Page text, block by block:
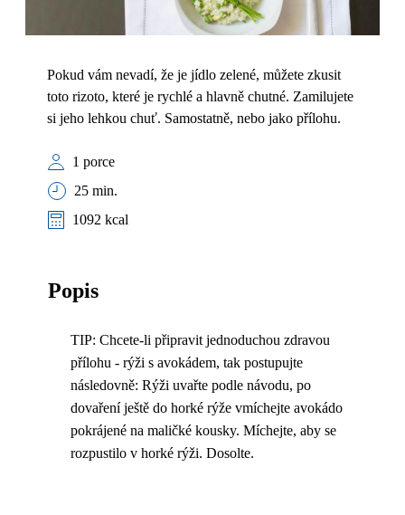
Pokud vám nevadí, že je jídlo zelené, můžete zkusit
toto rizoto, které je rychlé a hlavně chutné. Zamilujete
si jeho lehkou chuť. Samostatně, nebo jako přílohu.
1 porce
25 min.
1092 kcal
Popis
TIP: Chcete-li připravit jednoduchou zdravou
přílohu - rýži s avokádem, tak postupujte
následovně: Rýži uvařte podle návodu, po
dovaření ještě do horké rýže vmíchejte avokádo
pokrájené na maličké kousky. Míchejte, aby se
rozpustilo v horké rýži. Dosolte.